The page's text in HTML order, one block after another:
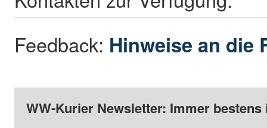
Feedback: Hinweise an die
WW-Kurier Newsletter: Immer